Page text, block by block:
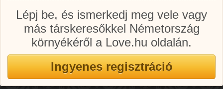
Lépj be, és ismerkedj meg vele vagy
más társkeresőkkel Németország
környékéről a Love.hu oldalán.